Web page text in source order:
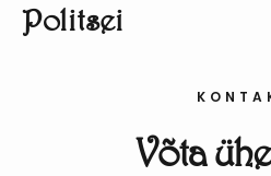
Politsei
Võta